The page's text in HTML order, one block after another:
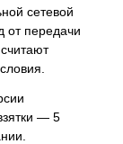
сетевой
от передачи
— 5